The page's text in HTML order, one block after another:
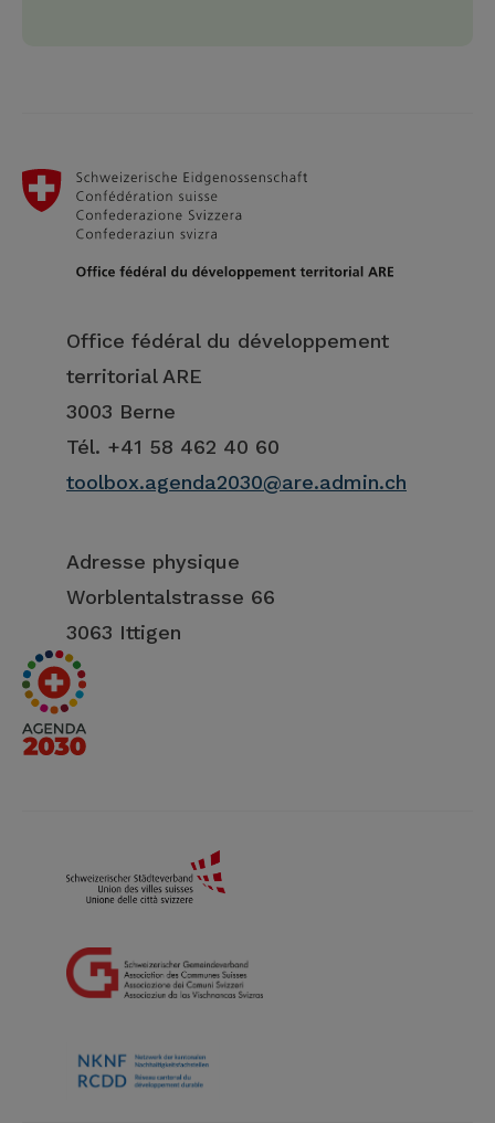
Office fédéral du développement
territorial ARE
3003 Berne
Tél. +41 58 462 40 60
toolbox.agenda2030@are.admin.ch
Adresse physique
Worblentalstrasse 66
3063 Ittigen